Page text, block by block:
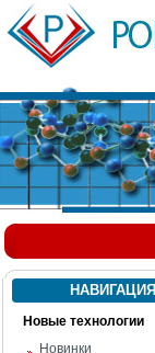
НАВИГАЦИЯ
Новые технологии
Новинки